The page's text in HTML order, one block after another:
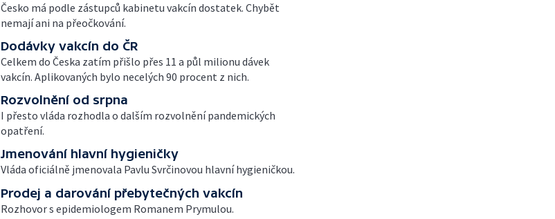
Česko má podle zástupců kabinetu vakcín dostatek. Chybět
nemají ani na přeočkování.
Dodávky vakcín do ČR
Celkem do Česka zatím přišlo přes 11 a půl milionu dávek
vakcín. Aplikovaných bylo necelých 90 procent z nich.
Rozvolnění od srpna
I přesto vláda rozhodla o dalším rozvolnění pandemických
opatření.
Jmenování hlavní hygieničky
Vláda oficiálně jmenovala Pavlu Svrčinovou hlavní hygieničkou.
Prodej a darování přebytečných vakcín
Rozhovor s epidemiologem Romanem Prymulou.